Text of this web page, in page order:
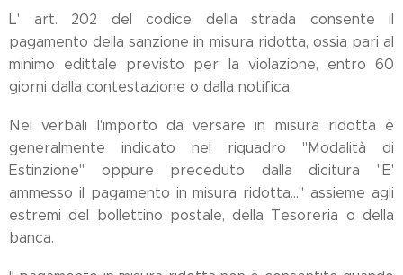
L' art. 202 del codice della strada consente il
pagamento della sanzione in misura ridotta, ossia pari al
minimo edittale previsto per la violazione, entro 60
giorni dalla contestazione o dalla notifica.
Nei verbali l'importo da versare in misura ridotta è
generalmente indicato nel riquadro "Modalità di
Estinzione" oppure preceduto dalla dicitura "E'
ammesso il pagamento in misura ridotta..." assieme agli
estremi del bollettino postale, della Tesoreria o della
banca.